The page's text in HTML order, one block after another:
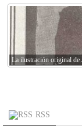
La ilustración original de
RSS